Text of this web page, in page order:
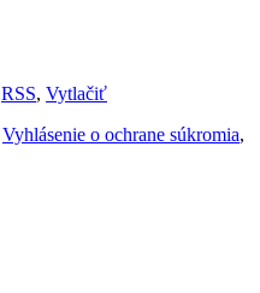
RSS, Vytlačiť
Vyhlásenie o ochrane súkromia,